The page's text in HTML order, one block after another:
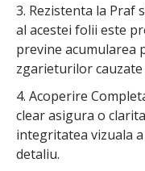
3. Rezistenta la Praf
al acestei folii este
previne acumularea
zgarieturilor cauzate
4. Acoperire
clear asigura o
integritatea vizuala
detaliu.